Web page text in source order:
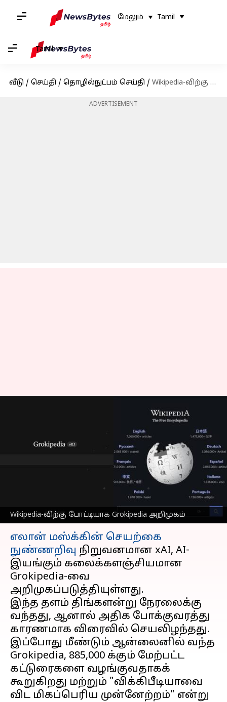
மேலும் Tamil
Tamil
வீடு / செய்தி / தொழில்நுட்பம் செய்தி / Wikipedia-விற்கு போட்டியாக எலான் மஸ்க்கின் Grokipedia அறிமுகம்: அதை எப்படி பயன்படுத்துவது?
ADVERTISEMENT
Wikipedia-விற்கு போட்டியாக Grokipedia அறிமுகம்
போட்டியாக எலான்
மஸ்க்கின் Grokipedia
அறிமுகம்: அதை எப்படி
பயன்படுத்துவது?
Oct 28, 2025
செய்தி முன்னோட்டம்
எலான் மஸ்க்கின் செயற்கை
நுண்ணறிவு நிறுவனமான xAI, AI-
இயங்கும் கலைக்களஞ்சியமான
Grokipedia-வை
அறிமுகப்படுத்தியுள்ளது.
இந்த தளம் திங்களன்று நேரலைக்கு
வந்தது, ஆனால் அதிக போக்குவரத்து
காரணமாக விரைவில் செயலிழந்தது.
இப்போது மீண்டும் ஆன்லைனில் வந்த
Grokipedia, 885,000 க்கும் மேற்பட்ட
கட்டுரைகளை வழங்குவதாகக்
கூறுகிறது மற்றும் "விக்கிபீடியாவை
விட மிகப்பெரிய முன்னேற்றம்" என்று